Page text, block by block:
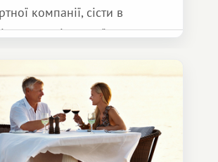
компанії, сісти в
та спокійно доїхати до